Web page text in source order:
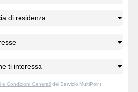
e Condizioni Generali del Servizio MultiPoint